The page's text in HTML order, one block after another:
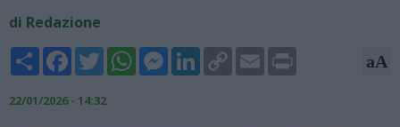
di Redazione
Share FacebookTwitterWhatsAppMessengerLinkedInCopy
Link
Email aA
22/01/2026 - 14:32